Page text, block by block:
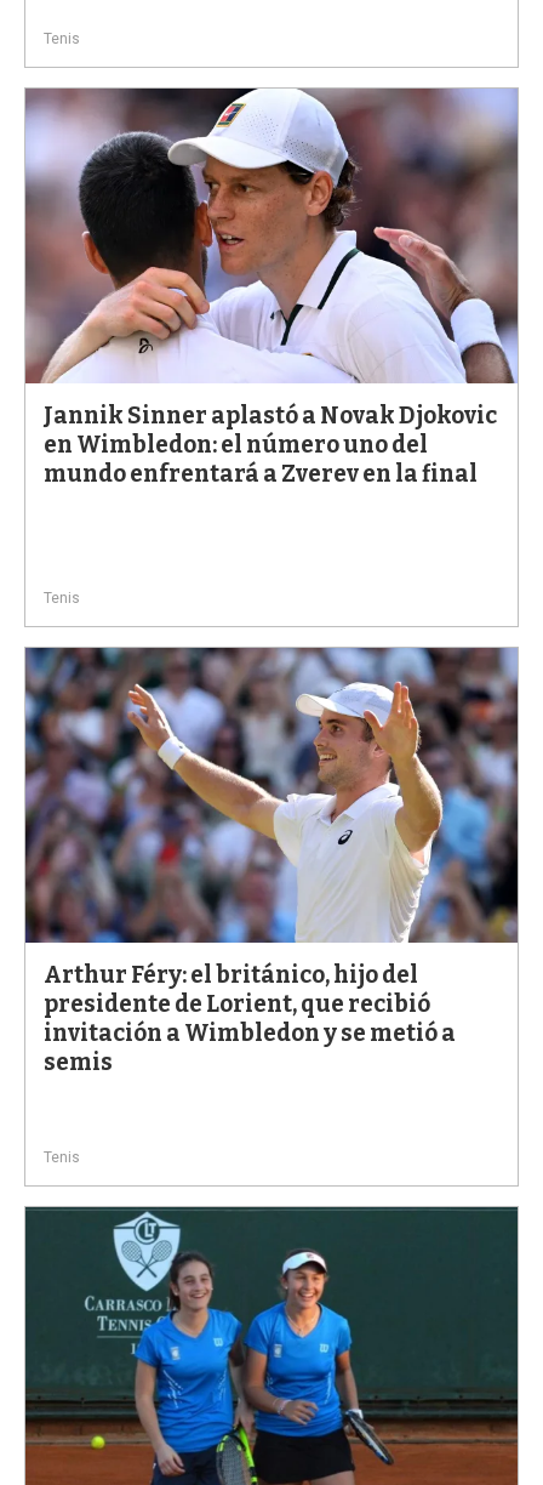
Tenis
Jannik Sinner aplastó a Novak Djokovic
en Wimbledon: el número uno del
mundo enfrentará a Zverev en la final
Tenis
Arthur Féry: el británico, hijo del
presidente de Lorient, que recibió
invitación a Wimbledon y se metió a
semis
Tenis